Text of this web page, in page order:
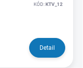
KÓD:KTV_12
Detail